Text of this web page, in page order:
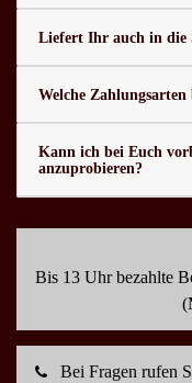
Liefert Ihr auch in die
Welche
Kann ich bei Euch
anzuprobieren?
Bis 13 Uhr bezahlte
Bei Fragen rufen